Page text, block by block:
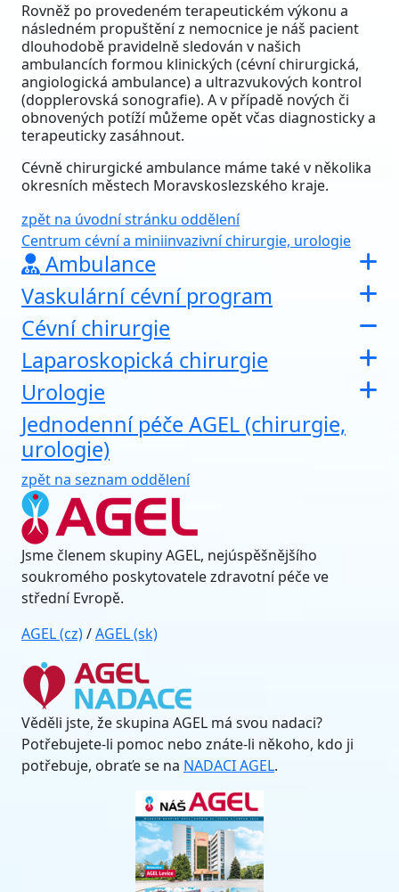
Rovněž po provedeném terapeutickém výkonu a
následném propuštění z nemocnice je náš pacient
dlouhodobě pravidelně sledován v našich
ambulancích formou klinických (cévní chirurgická,
angiologická ambulance) a ultrazvukových kontrol
(dopplerovská sonografie). A v případě nových či
obnovených potíží můžeme opět včas diagnosticky a
terapeuticky zasáhnout.
Cévně chirurgické ambulance máme také v několika
okresních městech Moravskoslezského kraje.
zpět na úvodní stránku oddělení
Centrum cévní a miniinvazivní chirurgie, urologie
Ambulance
Vaskulární cévní program
Cévní chirurgie
Laparoskopická chirurgie
Urologie
Jednodenní péče AGEL (chirurgie,
urologie)
zpět na seznam oddělení
Jsme členem skupiny AGEL, nejúspěšnějšího
soukromého poskytovatele zdravotní péče ve
střední Evropě.
AGEL (cz)/AGEL (sk)
Věděli jste, že skupina AGEL má svou nadaci?
Potřebujete-li pomoc nebo znáte-li někoho, kdo ji
potřebuje, obraťe se na NADACI AGEL.